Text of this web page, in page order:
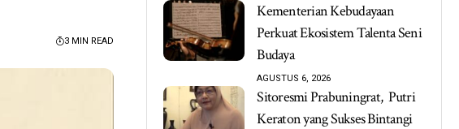
3 MIN READ
Kementerian Kebudayaan
Perkuat Ekosistem Talenta Seni
Budaya
AGUSTUS 6, 2026
Sitoresmi Prabuningrat, Putri
Keraton yang Sukses Bintangi